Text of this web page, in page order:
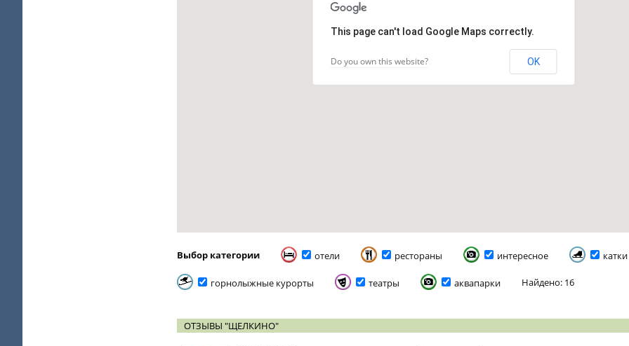
This page can't load Google Maps correctly.
Do you own this website? OK
Выбор категории отели рестораны интересное катки
горнолыжные курорты театры аквапарки Найдено: 16
ОТЗЫВЫ "ЩЕЛКИНО"